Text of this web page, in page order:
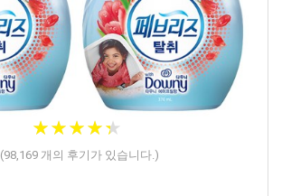
★★★★★
★★★★★
(98,169 개의 후기가 있습니다.)